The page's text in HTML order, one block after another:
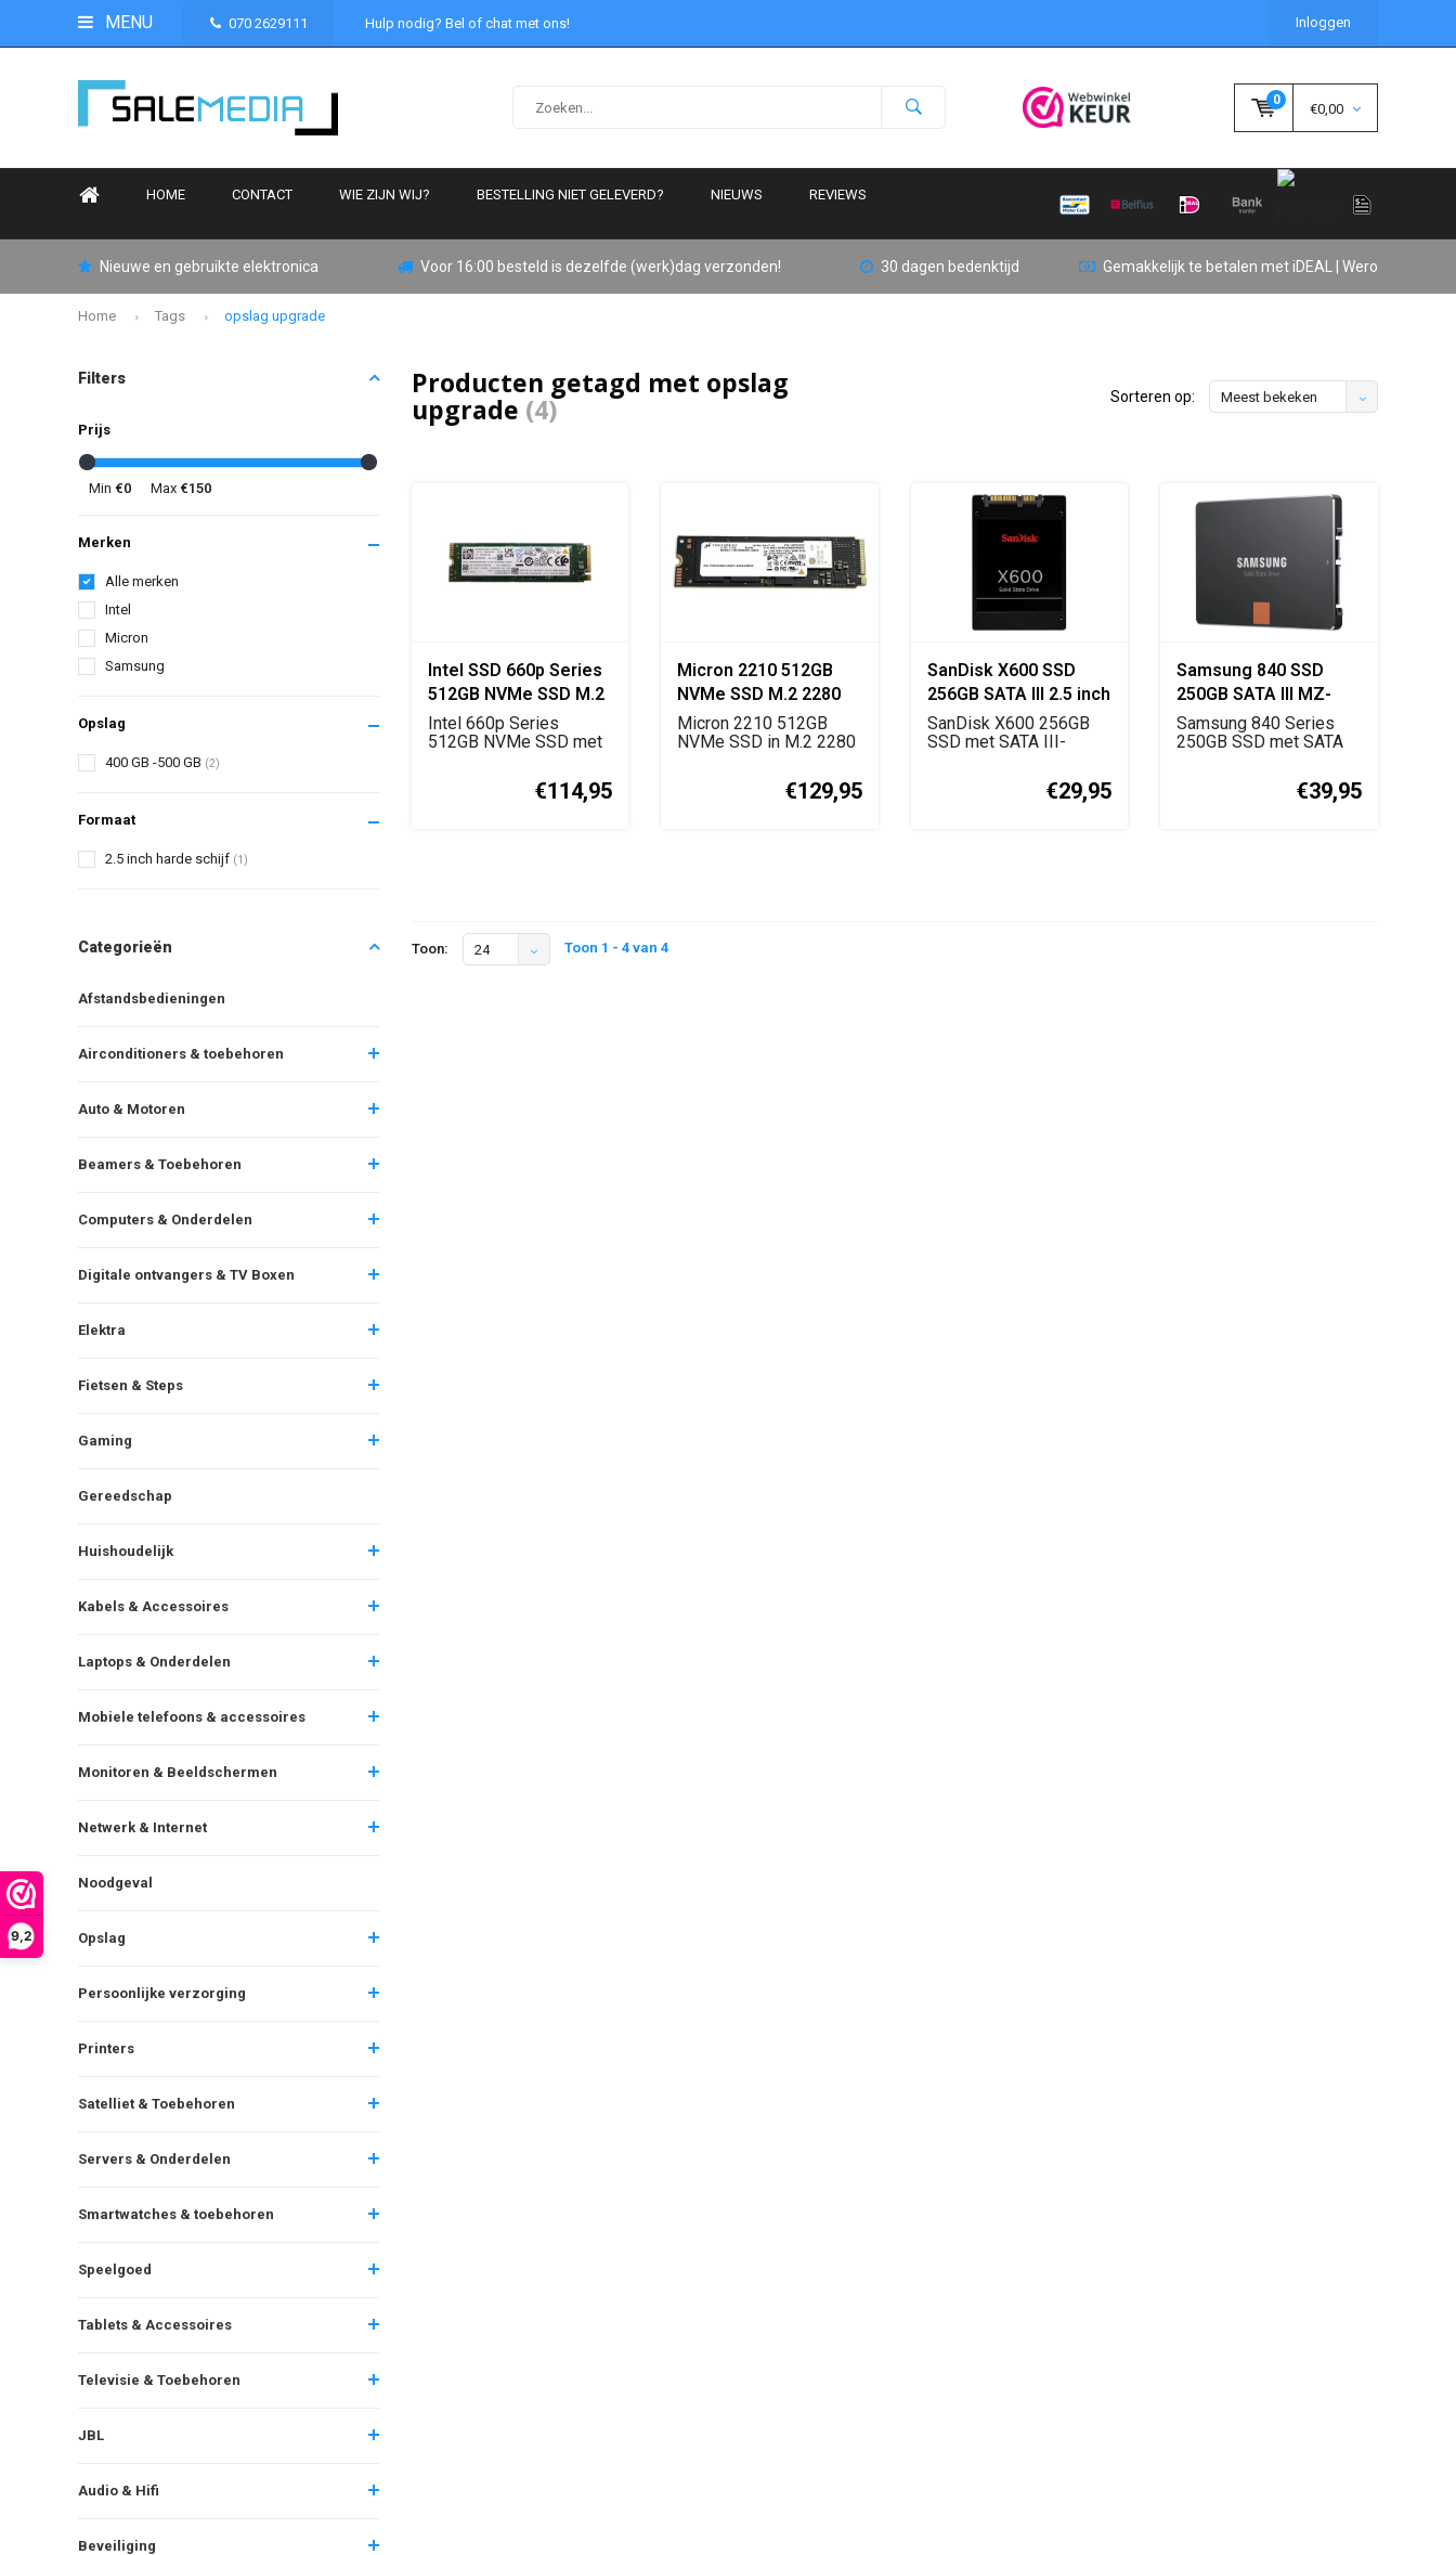
9,2
MENU 070 2629111 Hulp nodig? Bel of chat met ons! Inloggen
0
€0,00
HOME CONTACT WIE ZIJN WIJ? BESTELLING NIET GELEVERD? NIEUWS REVIEWS
Nieuwe en gebruikte elektronica Voor 16:00 besteld is dezelfde (werk)dag verzonden! 30 dagen bedenktijd Gemakkelijk te betalen met iDEAL | Wero
Home Tags opslag upgrade
Filters
Prijs
Min €0 Max €150
Merken
Alle merken
Intel
Micron
Samsung
Opslag
400 GB -500 GB (2)
Formaat
2.5 inch harde schijf (1)
Categorieën
Afstandsbedieningen
Airconditioners & toebehoren
Auto & Motoren
Beamers & Toebehoren
Computers & Onderdelen
Digitale ontvangers & TV Boxen
Elektra
Fietsen & Steps
Gaming
Gereedschap
Huishoudelijk
Kabels & Accessoires
Laptops & Onderdelen
Mobiele telefoons & accessoires
Monitoren & Beeldschermen
Netwerk & Internet
Noodgeval
Opslag
Persoonlijke verzorging
Printers
Satelliet & Toebehoren
Servers & Onderdelen
Smartwatches & toebehoren
Speelgoed
Tablets & Accessoires
Televisie & Toebehoren
JBL
Audio & Hifi
Beveiliging
Producten getagd met opslag
upgrade (4) Sorteren op: Meest bekeken
Intel SSD 660p Series
512GB NVMe SSD M.2
2280
Intel 660p Series
512GB NVMe SSD met
€114,95
Micron 2210 512GB
NVMe SSD M.2 2280
(MTFDHBA512QFD)
Micron 2210 512GB
NVMe SSD in M.2 2280
€129,95
SanDisk X600 SSD
256GB SATA III 2.5 inch
SanDisk X600 256GB
SSD met SATA III-
€29,95
Samsung 840 SSD
250GB SATA III MZ-
7TD250
Samsung 840 Series
250GB SSD met SATA
€39,95
Toon: 24 Toon 1 - 4 van 4